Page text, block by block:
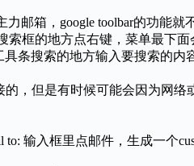
邮箱，google toolbar的功能就
索框的地方点右键，菜单最下
条搜索的地方输入要搜索的
，但是有时候可能会因为网络
to: 输入框里点邮件，生成一